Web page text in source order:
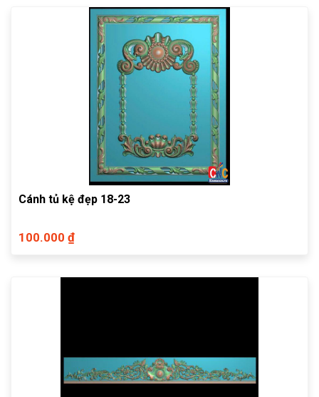
Cánh tủ kệ đẹp 18-23
100.000 ₫